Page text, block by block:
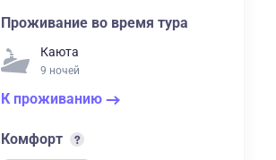
Проживание во время тура
Каюта
9 ночей
К проживанию
Комфорт